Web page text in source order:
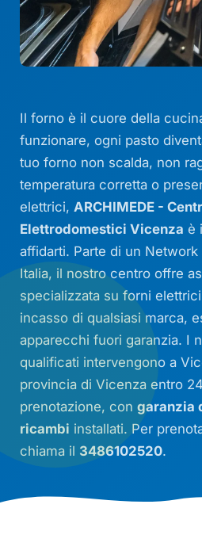
Il forno è il cuore della
funzionare, ogni pasto
tuo forno non scalda, non
temperatura corretta o
elettrici, ARCHIMEDE -
Elettrodomestici Vicenza è
affidarti. Parte di un
Italia, il nostro centro offre
specializzata su forni
incasso di qualsiasi marca,
apparecchi fuori garanzia. I
qualificati intervengono a
provincia di Vicenza entro
prenotazione, congaranzia
ricambi installati. Per
chiama il 3486102520.